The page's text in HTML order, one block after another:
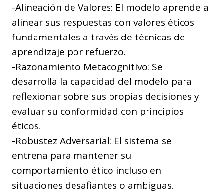
-Alineación de Valores: El modelo aprende a
alinear sus respuestas con valores éticos
fundamentales a través de técnicas de
aprendizaje por refuerzo.
-Razonamiento Metacognitivo: Se
desarrolla la capacidad del modelo para
reflexionar sobre sus propias decisiones y
evaluar su conformidad con principios
éticos.
-Robustez Adversarial: El sistema se
entrena para mantener su
comportamiento ético incluso en
situaciones desafiantes o ambiguas.